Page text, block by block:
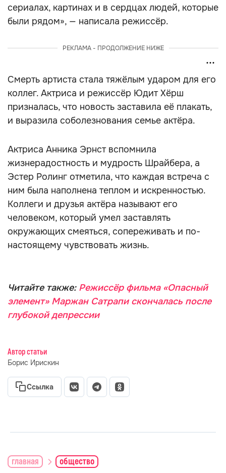
сериалах, картинах и в сердцах людей, которые
были рядом», — написала режиссёр.
РЕКЛАМА - ПРОДОЛЖЕНИЕ НИЖЕ
Смерть артиста стала тяжёлым ударом для его
коллег. Актриса и режиссёр Юдит Хёрш
призналась, что новость заставила её плакать,
и выразила соболезнования семье актёра.
Актриса Анника Эрнст вспомнила
жизнерадостность и мудрость Шрайбера, а
Эстер Ролинг отметила, что каждая встреча с
ним была наполнена теплом и искренностью.
Коллеги и друзья актёра называют его
человеком, который умел заставлять
окружающих смеяться, сопереживать и по-
настоящему чувствовать жизнь.
Читайте также: Режиссёр фильма «Опасный
элемент» Маржан Сатрапи скончалась после
глубокой депрессии
Автор статьи
Борис Ирискин
Ссылка
главная общество